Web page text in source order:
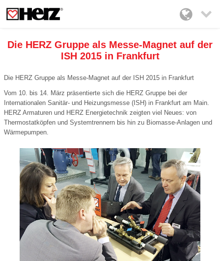

Die HERZ Gruppe als Messe-Magnet auf der
ISH 2015 in Frankfurt
Die HERZ Gruppe als Messe-Magnet auf der ISH 2015 in Frankfurt
Vom 10. bis 14. März präsentierte sich die HERZ Gruppe bei der
Internationalen Sanitär- und Heizungsmesse (ISH) in Frankfurt am Main.
HERZ Armaturen und HERZ Energietechnik zeigten viel Neues: von
Thermostatköpfen und Systemtrennern bis hin zu Biomasse-Anlagen und
Wärmepumpen.